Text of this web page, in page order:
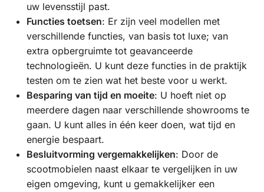
uw levensstijl past.
Functies toetsen: Er zijn veel modellen met
verschillende functies, van basis tot luxe; van
extra opbergruimte tot geavanceerde
technologieën. U kunt deze functies in de praktijk
testen om te zien wat het beste voor u werkt.
Besparing van tijd en moeite: U hoeft niet op
meerdere dagen naar verschillende showrooms te
gaan. U kunt alles in één keer doen, wat tijd en
energie bespaart.
Besluitvorming vergemakkelijken: Door de
scootmobielen naast elkaar te vergelijken in uw
eigen omgeving, kunt u gemakkelijker een